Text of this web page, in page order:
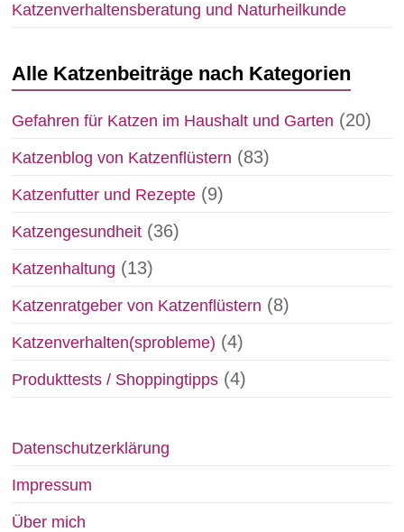
Katzenverhaltensberatung und Naturheilkunde
Alle Katzenbeiträge nach Kategorien
Gefahren für Katzen im Haushalt und Garten (20)
Katzenblog von Katzenflüstern (83)
Katzenfutter und Rezepte (9)
Katzengesundheit (36)
Katzenhaltung (13)
Katzenratgeber von Katzenflüstern (8)
Katzenverhalten(sprobleme) (4)
Produkttests / Shoppingtipps (4)
Datenschutzerklärung
Impressum
Über mich